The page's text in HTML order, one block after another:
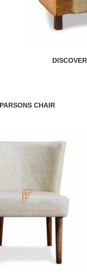
PARSONS CHAIR